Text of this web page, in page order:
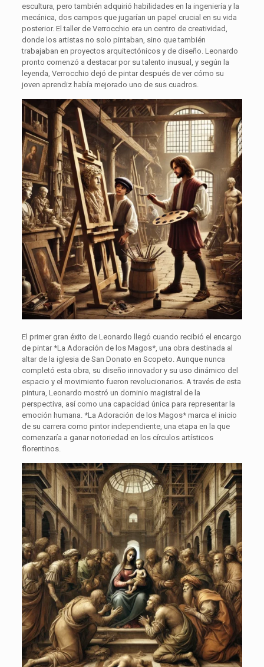
escultura, pero también adquirió habilidades en la ingeniería y la
mecánica, dos campos que jugarían un papel crucial en su vida
posterior. El taller de Verrocchio era un centro de creatividad,
donde los artistas no solo pintaban, sino que también
trabajaban en proyectos arquitectónicos y de diseño. Leonardo
pronto comenzó a destacar por su talento inusual, y según la
leyenda, Verrocchio dejó de pintar después de ver cómo su
joven aprendiz había mejorado uno de sus cuadros.
El primer gran éxito de Leonardo llegó cuando recibió el encargo
de pintar *La Adoración de los Magos*, una obra destinada al
altar de la iglesia de San Donato en Scopeto. Aunque nunca
completó esta obra, su diseño innovador y su uso dinámico del
espacio y el movimiento fueron revolucionarios. A través de esta
pintura, Leonardo mostró un dominio magistral de la
perspectiva, así como una capacidad única para representar la
emoción humana. *La Adoración de los Magos* marca el inicio
de su carrera como pintor independiente, una etapa en la que
comenzaría a ganar notoriedad en los círculos artísticos
florentinos.